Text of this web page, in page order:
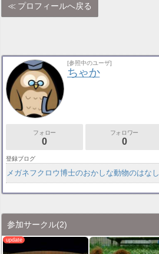
プロフィールへ戻る
[参照中のユーザ]
ちゃか
フォロー
0
フォロワー
0
登録ブログ
メガネフクロウ博士のおかしな動物のはなし
参加サークル(2)